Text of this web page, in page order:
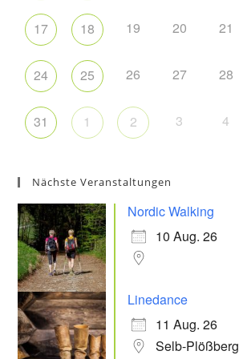
17 18 19 20 21
24 25 26 27 28
31 1 2 3 4
Nächste Veranstaltungen
Nordic Walking
10 Aug. 26
Linedance
11 Aug. 26
Selb-Plößberg